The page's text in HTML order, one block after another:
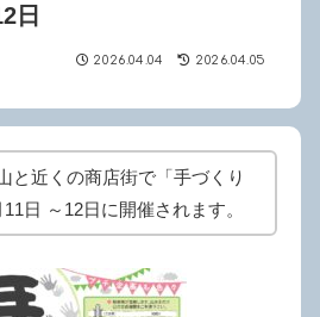
日
2026.04.04 2026.04.05
と近くの商店街で「手づくり
日 ～12日に開催されます。